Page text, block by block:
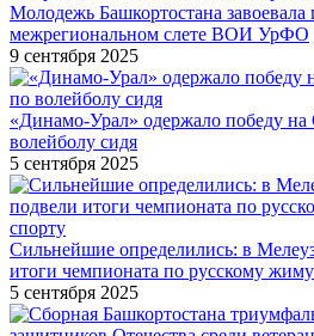
Молодежь Башкортостана завоевала
межрегиональном слете ВОИ УрФО
9 сентября 2025
«Динамо-Урал» одержало победу
волейболу сидя
5 сентября 2025
Сильнейшие определились: в
итоги чемпионата по русскому
5 сентября 2025